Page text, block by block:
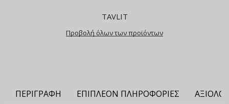
TAVLIT
Προβολή όλων των προϊόντων
ΠΕΡΙΓΡΑΦΉ ΕΠΙΠΛΈΟΝ ΠΛΗΡΟΦΟΡΊΕΣ